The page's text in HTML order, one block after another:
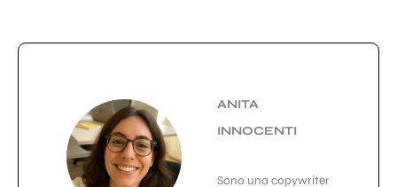
ANITA
INNOCENTI
Sono una copywriter